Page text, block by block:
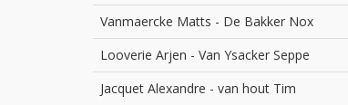
Vanmaercke Matts - De Bakker Nox
Looverie Arjen - Van Ysacker Seppe
Jacquet Alexandre - van hout Tim